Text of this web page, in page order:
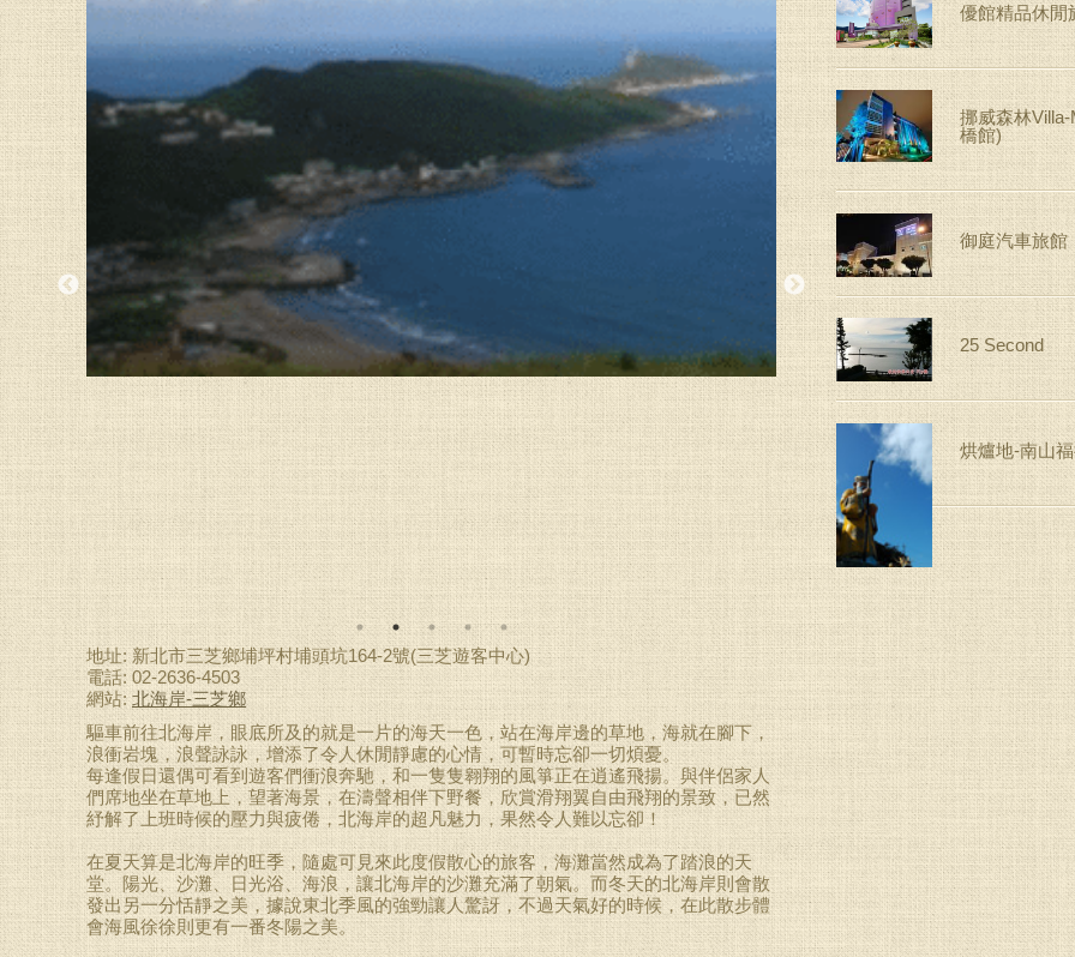
地址: 新北市三芝鄉埔坪村埔頭坑164-2號(三芝遊客中心)
電話: 02-2636-4503
網站:北海岸-三芝鄉
驅車前往北海岸，眼底所及的就是一片的海天一色，站在海岸邊的草地，海就在腳下，
浪衝岩塊，浪聲詠詠，增添了令人休閒靜慮的心情，可暫時忘卻一切煩憂。
每逢假日還偶可看到遊客們衝浪奔馳，和一隻隻翱翔的風箏正在逍遙飛揚。與伴侶家人
們席地坐在草地上，望著海景，在濤聲相伴下野餐，欣賞滑翔翼自由飛翔的景致，已然
紓解了上班時候的壓力與疲倦，北海岸的超凡魅力，果然令人難以忘卻！
在夏天算是北海岸的旺季，隨處可見來此度假散心的旅客，海灘當然成為了踏浪的天
堂。陽光、沙灘、日光浴、海浪，讓北海岸的沙灘充滿了朝氣。而冬天的北海岸則會散
發出另一分恬靜之美，據說東北季風的強勁讓人驚訝，不過天氣好的時候，在此散步體
會海風徐徐則更有一番冬陽之美。
優館精品休閒
挪威森林Villa-
橋館)
御庭汽車旅館
25 Second
烘爐地-南山